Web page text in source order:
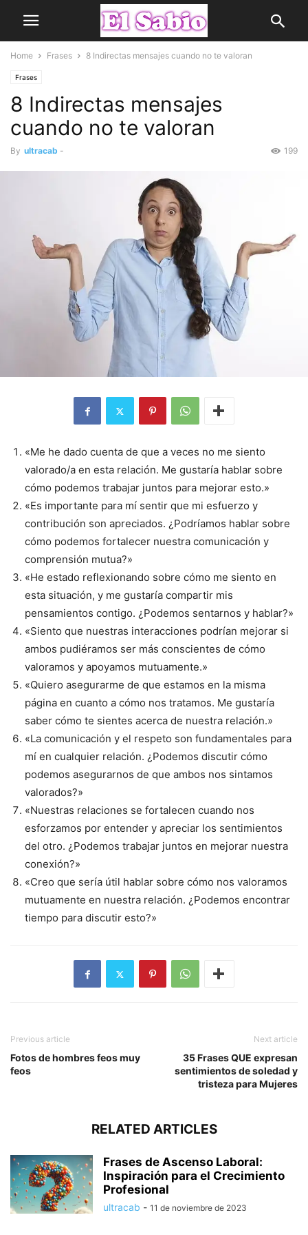
Home Frases 8 Indirectas mensajes cuando no te valoran
Frases
8 Indirectas mensajes
cuando no te valoran
By ultracab - 199
«Me he dado cuenta de que a veces no me siento
valorado/a en esta relación. Me gustaría hablar sobre
cómo podemos trabajar juntos para mejorar esto.»
«Es importante para mí sentir que mi esfuerzo y
contribución son apreciados. ¿Podríamos hablar sobre
cómo podemos fortalecer nuestra comunicación y
comprensión mutua?»
«He estado reflexionando sobre cómo me siento en
esta situación, y me gustaría compartir mis
pensamientos contigo. ¿Podemos sentarnos y hablar?»
«Siento que nuestras interacciones podrían mejorar si
ambos pudiéramos ser más conscientes de cómo
valoramos y apoyamos mutuamente.»
«Quiero asegurarme de que estamos en la misma
página en cuanto a cómo nos tratamos. Me gustaría
saber cómo te sientes acerca de nuestra relación.»
«La comunicación y el respeto son fundamentales para
mí en cualquier relación. ¿Podemos discutir cómo
podemos asegurarnos de que ambos nos sintamos
valorados?»
«Nuestras relaciones se fortalecen cuando nos
esforzamos por entender y apreciar los sentimientos
del otro. ¿Podemos trabajar juntos en mejorar nuestra
conexión?»
«Creo que sería útil hablar sobre cómo nos valoramos
mutuamente en nuestra relación. ¿Podemos encontrar
tiempo para discutir esto?»
Previous article
Fotos de hombres feos muy
feos
Next article
35 Frases QUE expresan
sentimientos de soledad y
tristeza para Mujeres
RELATED ARTICLES
Frases de Ascenso Laboral:
Inspiración para el Crecimiento
Profesional
ultracab - 11 de noviembre de 2023